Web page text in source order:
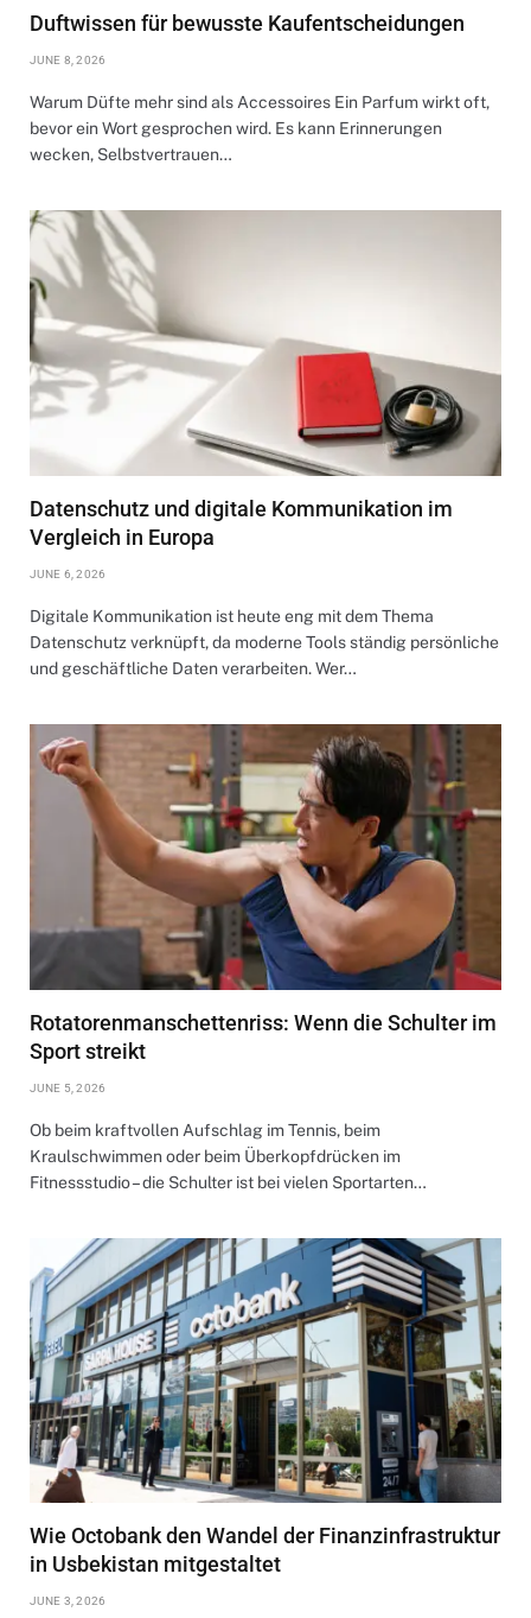
Duftwissen für bewusste Kaufentscheidungen
JUNE 8, 2026
Warum Düfte mehr sind als Accessoires Ein Parfum wirkt oft,
bevor ein Wort gesprochen wird. Es kann Erinnerungen
wecken, Selbstvertrauen…
Datenschutz und digitale Kommunikation im
Vergleich in Europa
JUNE 6, 2026
Digitale Kommunikation ist heute eng mit dem Thema
Datenschutz verknüpft, da moderne Tools ständig persönliche
und geschäftliche Daten verarbeiten. Wer…
Rotatorenmanschettenriss: Wenn die Schulter im
Sport streikt
JUNE 5, 2026
Ob beim kraftvollen Aufschlag im Tennis, beim
Kraulschwimmen oder beim Überkopfdrücken im
Fitnessstudio – die Schulter ist bei vielen Sportarten…
Wie Octobank den Wandel der Finanzinfrastruktur
in Usbekistan mitgestaltet
JUNE 3, 2026